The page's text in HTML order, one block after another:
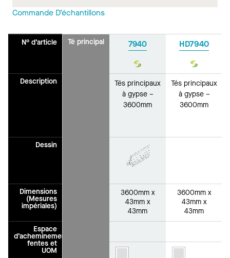
Commande D’échantillons
N° d’article
Description
Dessin
Dimensions
(Mesures
impériales)
Espace
d’acheminement/des
fentes et
UOM
Té principal 7940
Durabilité
Tés principaux
à gypse –
3600mm
3600mm x
43mm x
43mm
HD7940
Tés principaux
à gypse –
3600mm
3600mm x
43mm x
43mm